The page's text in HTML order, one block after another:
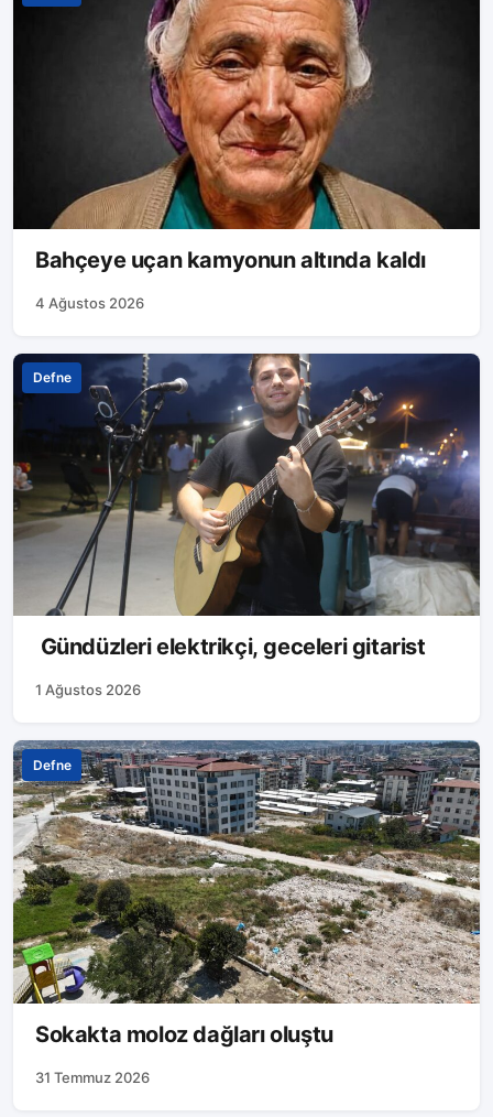
Bahçeye uçan kamyonun altında kaldı
4 Ağustos 2026
Defne
Gündüzleri elektrikçi, geceleri gitarist
1 Ağustos 2026
Defne
Sokakta moloz dağları oluştu
31 Temmuz 2026